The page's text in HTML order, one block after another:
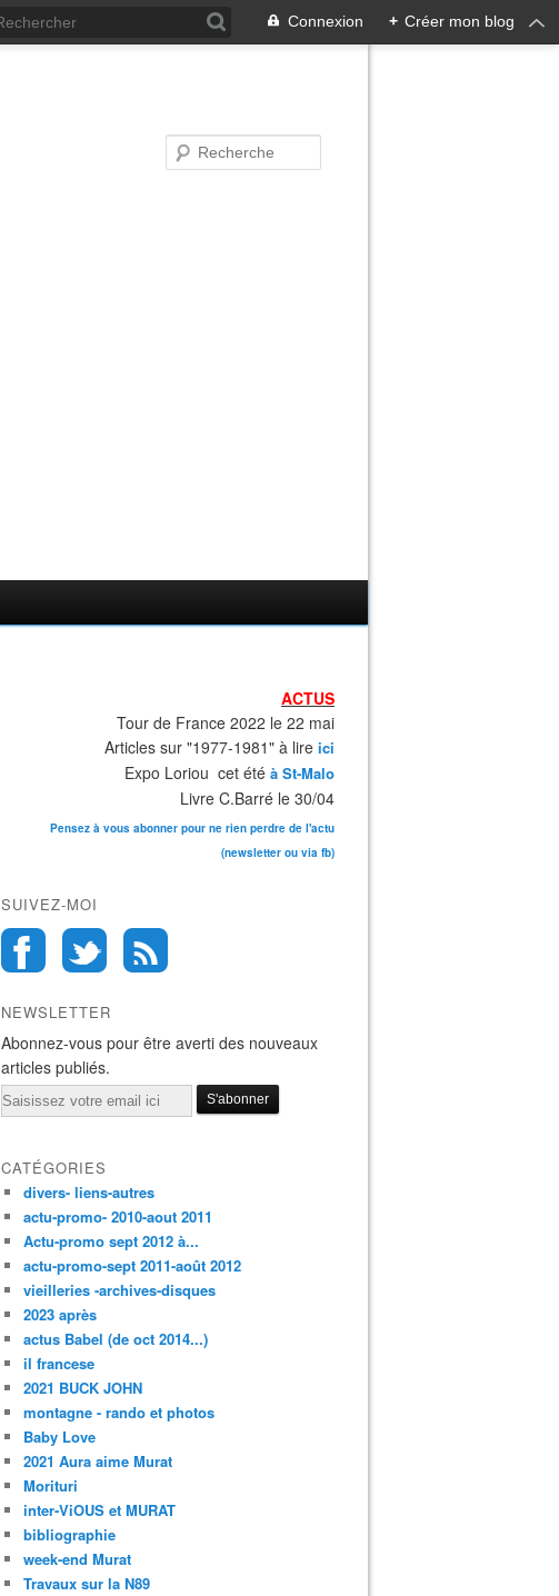
Connexion + Créer mon blog
ACTUS
Tour de France 2022 le 22 mai
Articles sur "1977-1981" à lire ici
Expo Loriou cet été à St-Malo
Livre C.Barré le 30/04
Pensez à vous abonner pour ne rien perdre de l'actu
(newsletter ou via fb)
SUIVEZ-MOI
NEWSLETTER
Abonnez-vous pour être averti des nouveaux
articles publiés.
Email
CATÉGORIES
divers- liens-autres
actu-promo- 2010-aout 2011
Actu-promo sept 2012 à...
actu-promo-sept 2011-août 2012
vieilleries -archives-disques
2023 après
actus Babel (de oct 2014...)
il francese
2021 BUCK JOHN
montagne - rando et photos
Baby Love
2021 Aura aime Murat
Morituri
inter-ViOUS et MURAT
bibliographie
week-end Murat
Travaux sur la N89